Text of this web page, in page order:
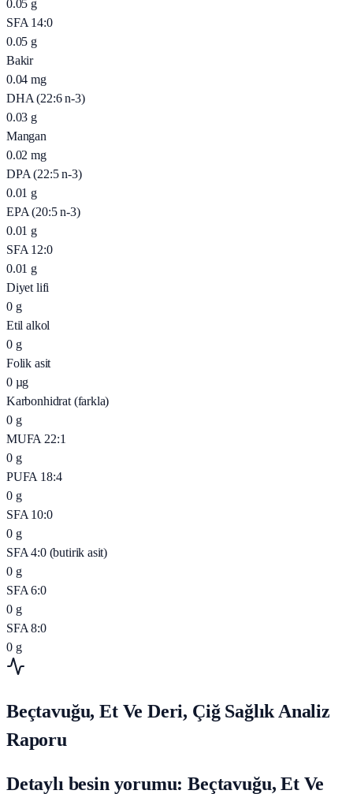
0.05 g
SFA 14:0
0.05 g
Bakir
0.04 mg
DHA (22:6 n-3)
0.03 g
Mangan
0.02 mg
DPA (22:5 n-3)
0.01 g
EPA (20:5 n-3)
0.01 g
SFA 12:0
0.01 g
Diyet lifi
0 g
Etil alkol
0 g
Folik asit
0 µg
Karbonhidrat (farkla)
0 g
MUFA 22:1
0 g
PUFA 18:4
0 g
SFA 10:0
0 g
SFA 4:0 (butirik asit)
0 g
SFA 6:0
0 g
SFA 8:0
0 g
Beçtavuğu, Et Ve Deri, Çiğ Sağlık Analiz
Raporu
Detaylı besin yorumu: Beçtavuğu, Et Ve